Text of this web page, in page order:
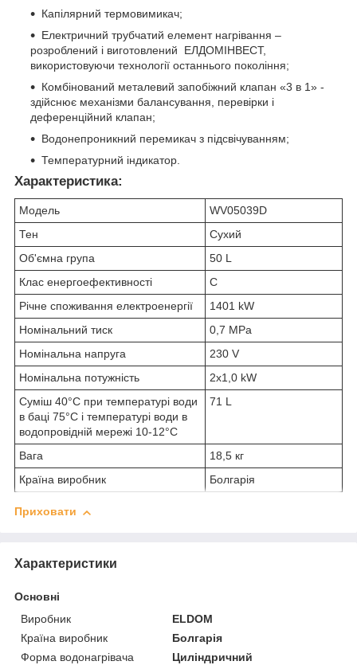
Капілярний термовимикач;
Електричний трубчатий елемент нагрівання –
розроблений і виготовлений ЕЛДОМІНВЕСТ,
використовуючи технології останнього покоління;
Комбінований металевий запобіжний клапан «3 в 1» -
здійснює механізми балансування, перевірки і
деференційний клапан;
Водонепроникний перемикач з підсвічуванням;
Температурний індикатор.
Характеристика:
Модель
WV05039D
Тен
Сухий
Об'ємна група
50 L
Клас енергоефективності
C
Річне споживання електроенергії
1401 kW
Номінальний тиск
0,7 MPa
Номінальна напруга
230 V
Номінальна потужність
2x1,0 kW
Суміш 40°C при температурі води
в баці 75°C і температурі води в
водопровідній мережі 10-12°C
71 L
Вага
18,5 кг
Країна виробник
Болгарія
Приховати
Характеристики
Основні
Виробник
ELDOM
Країна виробник
Болгарія
Форма водонагрівача
Циліндричний